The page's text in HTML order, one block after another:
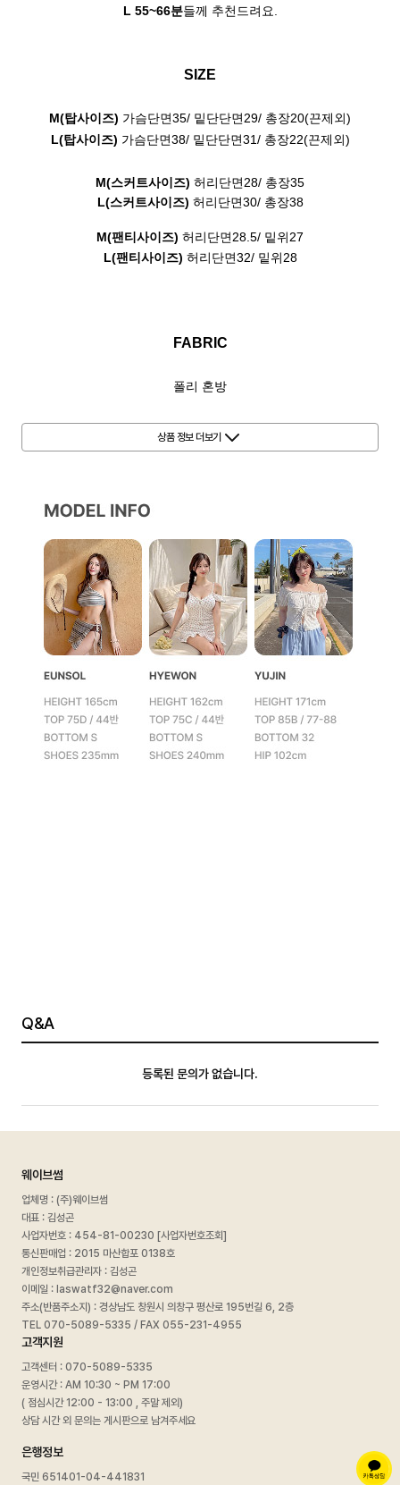
L 55~66분들께 추천드려요.
SIZE
M(탑사이즈) 가슴단면35/ 밑단단면29/ 총장20(끈제외)
L(탑사이즈) 가슴단면38/ 밑단단면31/ 총장22(끈제외)
M(스커트사이즈) 허리단면28/ 총장35
L(스커트사이즈) 허리단면30/ 총장38
M(팬티사이즈) 허리단면28.5/ 밑위27
L(팬티사이즈) 허리단면32/ 밑위28
FABRIC
폴리 혼방
사이즈는 단면을 잰 길이로 재는 위치와 사람에 따라
1~3cm 차이가 있을 수 있습니다.
상품 정보 더보기
Q&A
등록된 문의가 없습니다.
웨이브썸
업체명 : (주)웨이브썸
대표 : 김성곤
사업자번호 : 454-81-00230 [사업자번호조회]
통신판매업 : 2015 마산합포 0138호
개인정보취급관리자 : 김성곤
이메일 : laswatf32@naver.com
주소(반품주소지) : 경상남도 창원시 의창구 평산로 195번길 6, 2층
TEL 070-5089-5335 / FAX 055-231-4955
고객지원
고객센터 : 070-5089-5335
운영시간 : AM 10:30 ~ PM 17:00
( 점심시간 12:00 - 13:00 , 주말 제외)
상담 시간 외 문의는 게시판으로 남겨주세요
은행정보
국민 651401-04-441831